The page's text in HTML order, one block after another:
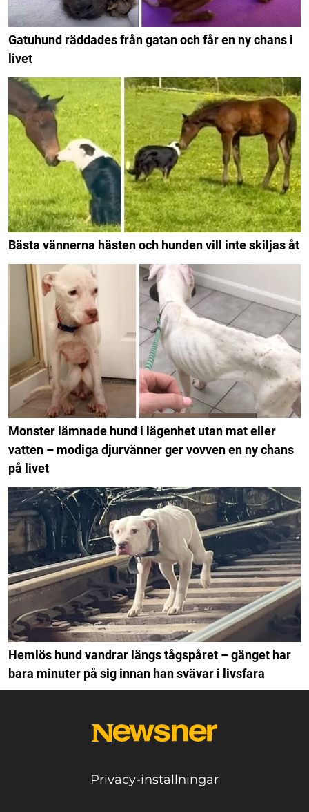
Gatuhund räddades från gatan och får en ny chans i
livet
Bästa vännerna hästen och hunden vill inte skiljas åt
Monster lämnade hund i lägenhet utan mat eller
vatten – modiga djurvänner ger vovven en ny chans
på livet
Hemlös hund vandrar längs tågspåret – gänget har
bara minuter på sig innan han svävar i livsfara
Privacy-inställningar